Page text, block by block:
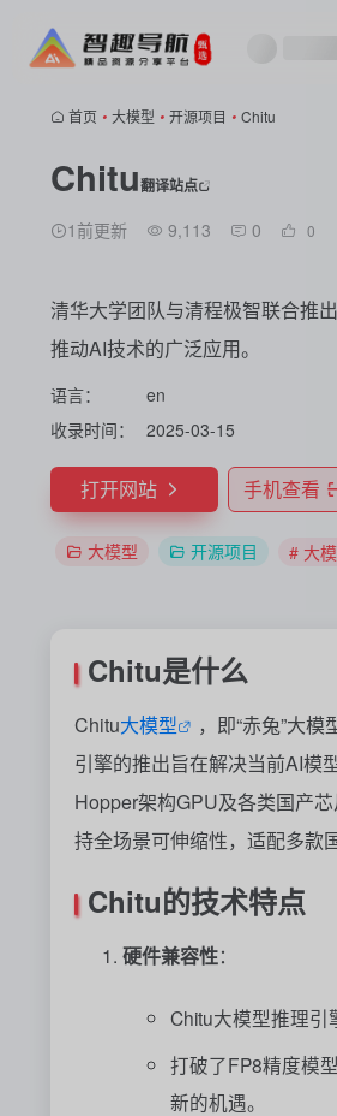
首页 • 大模型 • 开源项目 • Chitu
Chitu翻译站点
1前更新 9,113 0 0
清华大学团队与清程极智联合推
推动AI技术的广泛应用。
语言：
en
收录时间：
2025-03-15
打开网站 手机查看
大模型 开源项目 # 大
Chitu是什么
Chitu大模型
，即“赤兔”大
引擎的推出旨在解决当前AI模
Hopper架构GPU及各类国产
持全场景可伸缩性，适配多款
Chitu的技术特点
硬件兼容性：
Chitu大模型推理引
打破了FP8精度模
新的机遇。